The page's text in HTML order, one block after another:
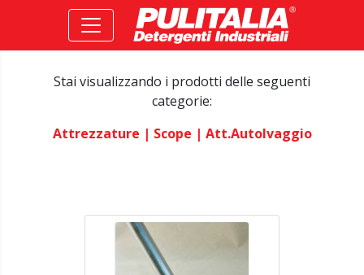
Stai visualizzando i prodotti delle seguenti
categorie:
Attrezzature | Scope | Att.autolvaggio